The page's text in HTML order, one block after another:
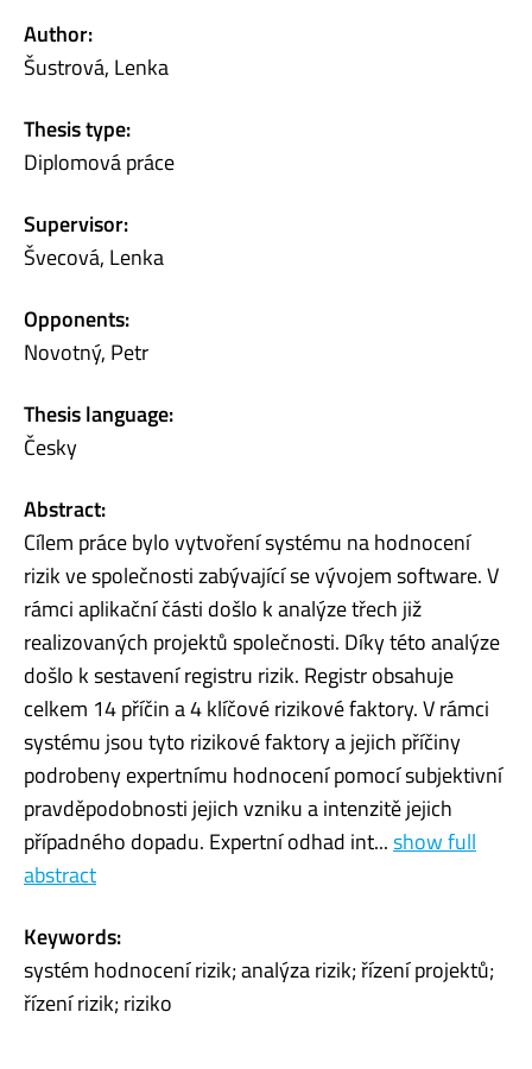
Author:
Šustrová, Lenka
Thesis type:
Diplomová práce
Supervisor:
Švecová, Lenka
Opponents:
Novotný, Petr
Thesis language:
Česky
Abstract:
Cílem práce bylo vytvoření systému na hodnocení
rizik ve společnosti zabývající se vývojem software. V
rámci aplikační části došlo k analýze třech již
realizovaných projektů společnosti. Díky této analýze
došlo k sestavení registru rizik. Registr obsahuje
celkem 14 příčin a 4 klíčové rizikové faktory. V rámci
systému jsou tyto rizikové faktory a jejich příčiny
podrobeny expertnímu hodnocení pomocí subjektivní
pravděpodobnosti jejich vzniku a intenzitě jejich
případného dopadu. Expertní odhad int...show full
abstract
Keywords:
systém hodnocení rizik; analýza rizik; řízení projektů;
řízení rizik; riziko